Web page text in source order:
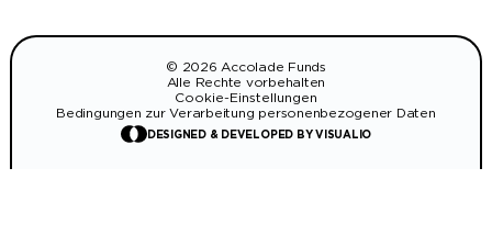
© 2026 Accolade Funds
Alle Rechte vorbehalten
Cookie-Einstellungen
Bedingungen zur Verarbeitung personenbezogener Daten
DESIGNED & DEVELOPED BY VISUALIO